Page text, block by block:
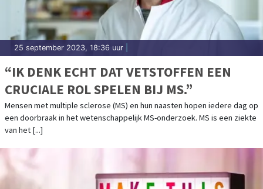
25 september 2023, 18:36 uur
“IK DENK ECHT DAT VETSTOFFEN EEN
CRUCIALE ROL SPELEN BIJ MS.”
Mensen met multiple sclerose (MS) en hun naasten hopen iedere dag op
een doorbraak in het wetenschappelijk MS-onderzoek. MS is een ziekte
van het [...]